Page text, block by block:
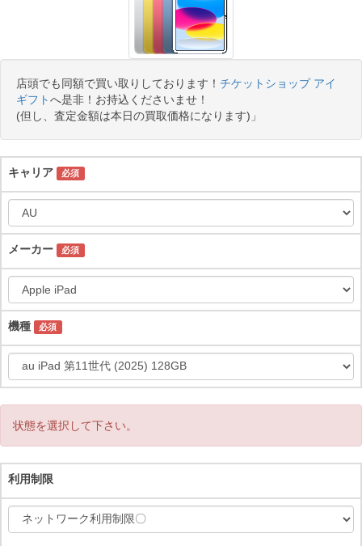
店頭でも同額で買い取りしております！ チケットショップ アイ
ギフトへ是非！お持込くださいませ！
(但し、査定金額は本日の買取価格になります)」
キャリア 必須
メーカー 必須
機種 必須
状態を選択して下さい。
利用制限